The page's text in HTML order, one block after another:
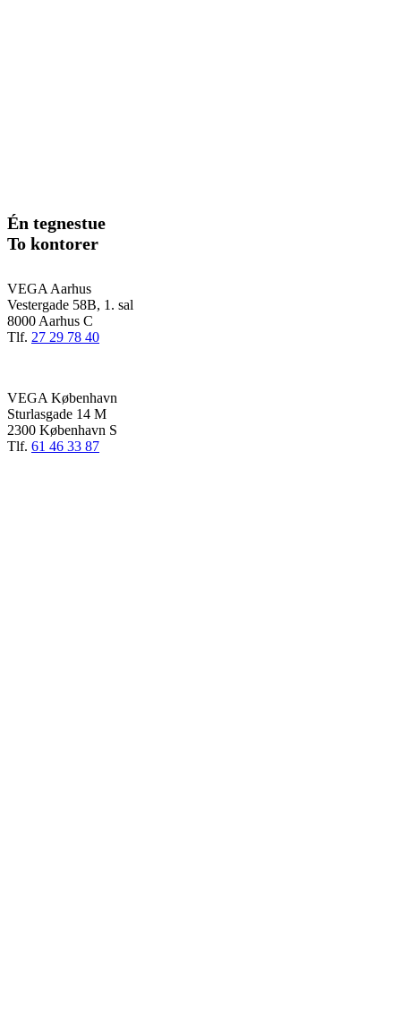
Én tegnestue
To kontorer
VEGA Aarhus
Vestergade 58B, 1. sal
8000 Aarhus C
Tlf. 27 29 78 40
VEGA København
Sturlasgade 14 M
2300 København S
Tlf. 61 46 33 87